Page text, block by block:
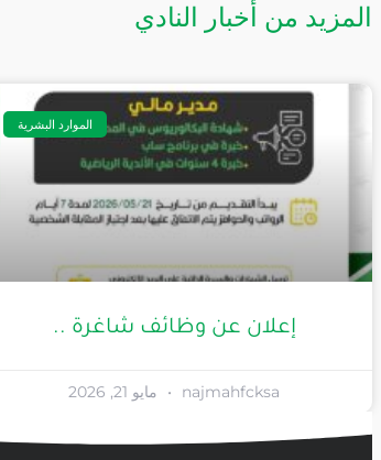
المزيد من أخبار النادي
الموارد البشرية
إعلان عن وظائف شاغرة ..
najmahfcksa مايو 21, 2026